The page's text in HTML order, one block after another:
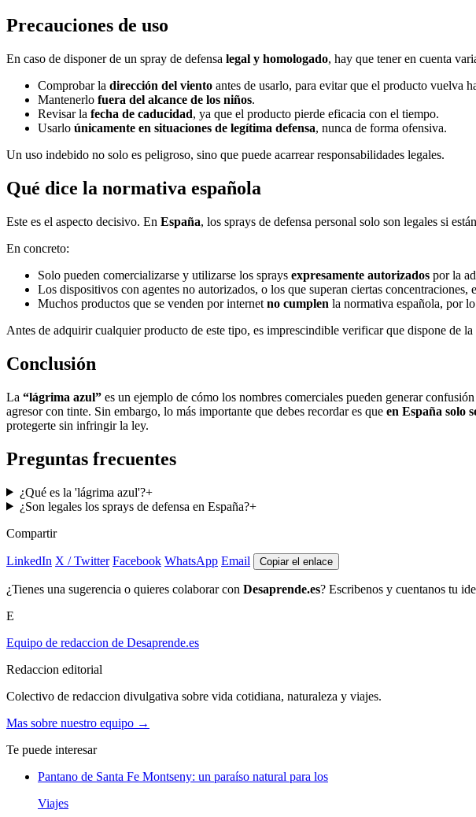
Precauciones de uso
En caso de disponer de un spray de defensa legal y homologado, hay que tener en cuenta
Comprobar la dirección del viento antes de usarlo, para evitar que el producto vuelva
Mantenerlo fuera del alcance de los niños.
Revisar la fecha de caducidad, ya que el producto pierde eficacia con el tiempo.
Usarlo únicamente en situaciones de legítima defensa, nunca de forma ofensiva.
Un uso indebido no solo es peligroso, sino que puede acarrear responsabilidades legales.
Qué dice la normativa española
Este es el aspecto decisivo. En España, los sprays de defensa personal solo son legales si están
En concreto:
Solo pueden comercializarse y utilizarse los sprays expresamente autorizados por la
Los dispositivos con agentes no autorizados, o los que superan ciertas concentraciones,
Muchos productos que se venden por internet no cumplen la normativa española, por
Antes de adquirir cualquier producto de este tipo, es imprescindible verificar que dispone de
Conclusión
La “lágrima azul” es un ejemplo de cómo los nombres comerciales pueden generar
agresor con tinte. Sin embargo, lo más importante que debes recordar es que en España solo
protegerte sin infringir la ley.
Preguntas frecuentes
¿Qué es la 'lágrima azul'?+
¿Son legales los sprays de defensa en España?+
Compartir
LinkedIn X / Twitter Facebook WhatsApp Email Copiar el enlace
¿Tienes una sugerencia o quieres colaborar con Desaprende.es? Escribenos y cuentanos tu
E
Equipo de redaccion de Desaprende.es
Redaccion editorial
Colectivo de redaccion divulgativa sobre vida cotidiana, naturaleza y viajes.
Mas sobre nuestro equipo →
Te puede interesar
Pantano de Santa Fe Montseny: un paraíso natural para los
Viajes